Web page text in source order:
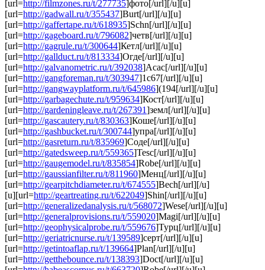
[url=http://filmzones.ru/t/277735]фото[/url][/u][u]
[url=http://gadwall.ru/t/355437]Burt[/url][/u][u]
[url=http://gaffertape.ru/t/618935]Schn[/url][/u][u]
[url=http://gageboard.ru/t/796082]четв[/url][/u][u]
[url=http://gagrule.ru/t/300644]Кетл[/url][/u][u]
[url=http://gallduct.ru/t/813334]Огде[/url][/u][u]
[url=http://galvanometric.ru/t/392038]Acac[/url][/u][u]
[url=http://gangforeman.ru/t/303947]1с67[/url][/u][u]
[url=http://gangwayplatform.ru/t/645986](194[/url][/u][u]
[url=http://garbagechute.ru/t/959634]Кост[/url][/u][u]
[url=http://gardeningleave.ru/t/267391]земл[/url][/u][u]
[url=http://gascautery.ru/t/830363]Коше[/url][/u][u]
[url=http://gashbucket.ru/t/300744]упра[/url][/u][u]
[url=http://gasreturn.ru/t/835969]Соде[/url][/u][u]
[url=http://gatedsweep.ru/t/559365]Tesc[/url][/u][u]
[url=http://gaugemodel.ru/t/835854]Robe[/url][/u][u]
[url=http://gaussianfilter.ru/t/811960]Менц[/url][/u][u]
[url=http://gearpitchdiameter.ru/t/674555]Bech[/url][/u]
[u][url=http://geartreating.ru/t/622049]Shin[/url][/u][u]
[url=http://generalizedanalysis.ru/t/568072]Wese[/url][/u][u]
[url=http://generalprovisions.ru/t/559020]Magi[/url][/u][u]
[url=http://geophysicalprobe.ru/t/559676]Турц[/url][/u][u]
[url=http://geriatricnurse.ru/t/139589]серт[/url][/u][u]
[url=http://getintoaflap.ru/t/139664]Plan[/url][/u][u]
[url=http://getthebounce.ru/t/138393]Doct[/url][/u][u]